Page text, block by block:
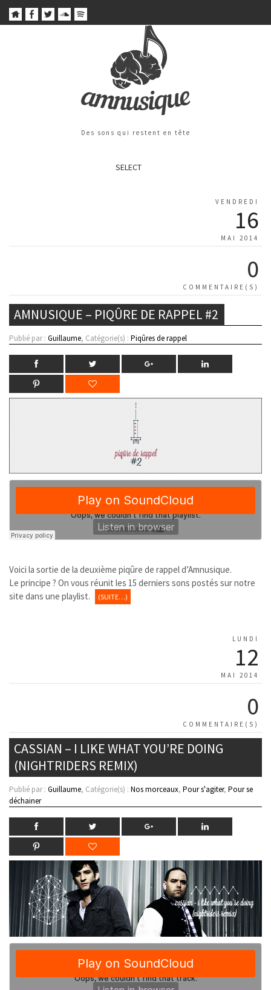
Des sons qui restent en tête
SELECT
VENDREDI
16
MAI 2014
0
COMMENTAIRE(S)
AMNUSIQUE – PIQÛRE DE RAPPEL #2
Publié par : Guillaume, Catégorie(s) : Piqûres de rappel
Voici la sortie de la deuxième piqûre de rappel d’Amnusique.
Le principe ? On vous réunit les 15 derniers sons postés sur notre
site dans une playlist.
(SUITE…)
LUNDI
12
MAI 2014
0
COMMENTAIRE(S)
CASSIAN – I LIKE WHAT YOU’RE DOING
(NIGHTRIDERS REMIX)
Publié par : Guillaume, Catégorie(s) : Nos morceaux, Pour s'agiter, Pour se
déchainer